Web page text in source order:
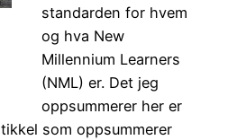
standarden for hvem
og hva New
Millennium Learners
(NML) er. Det jeg
oppsummerer her er
som oppsummerer